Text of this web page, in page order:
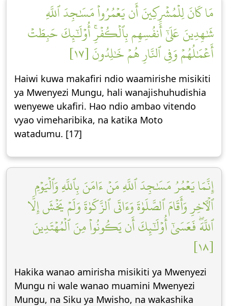
مَا كَانَ لِلۡمُشۡرِكِينَ أَن يَعۡمُرُواْ مَسَٰجِدَ ٱللَّهِ
شَٰهِدِينَ عَلَىٰٓ أَنفُسِهِم بِٱلۡكُفۡرِۚ أُوْلَٰٓئِكَ حَبِطَتۡ
أَعۡمَٰلُهُمۡ وَفِي ٱلنَّارِ هُمۡ خَٰلِدُونَ [١٧]
Haiwi kuwa makafiri ndio waamirishe misikiti
ya Mwenyezi Mungu, hali wanajishuhudishia
wenyewe ukafiri. Hao ndio ambao vitendo
vyao vimeharibika, na katika Moto
watadumu. [17]
إِنَّمَا يَعۡمُرُ مَسَٰجِدَ ٱللَّهِ مَنۡ ءَامَنَ بِٱللَّهِ وَٱلۡيَوۡمِ
ٱلۡأٓخِرِ وَأَقَامَ ٱلصَّلَوٰةَ وَءَاتَى ٱلزَّكَوٰةَ وَلَمۡ يَخۡشَ إِلَّا
ٱللَّهَۖ فَعَسَىٰٓ أُوْلَٰٓئِكَ أَن يَكُونُواْ مِنَ ٱلۡمُهۡتَدِينَ
[١٨]
Hakika wanao amirisha misikiti ya Mwenyezi
Mungu ni wale wanao muamini Mwenyezi
Mungu, na Siku ya Mwisho, na wakashika